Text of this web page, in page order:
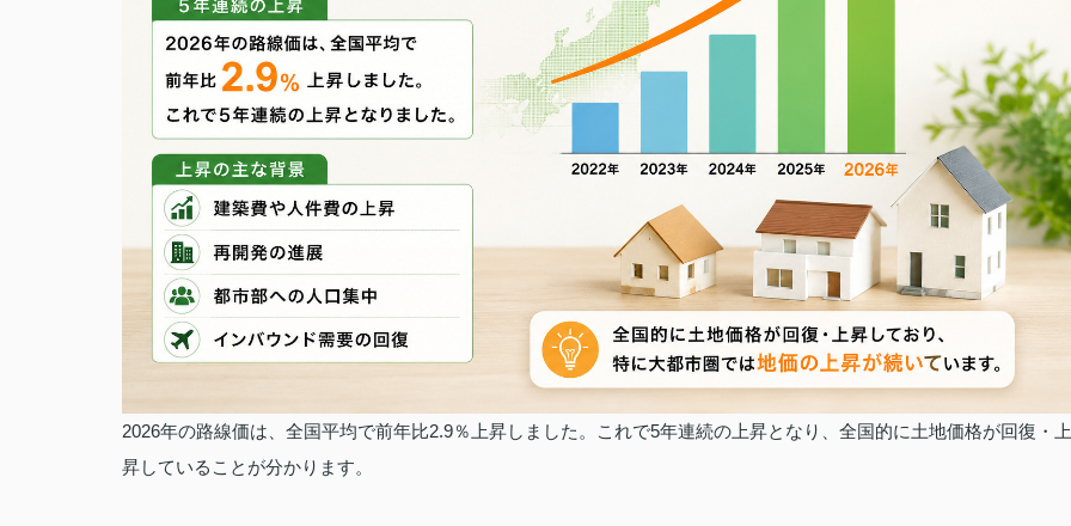
2026年の路線価は、全国平均で前年比2.9％上昇しました。
これで5年連続の上昇となり、全国的に土地価格が回復・上
昇していることが分かります。